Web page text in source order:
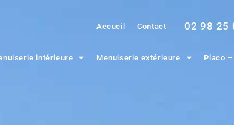
Accueil Contact 02 98 25
intérieure Menuiserie extérieure Placo